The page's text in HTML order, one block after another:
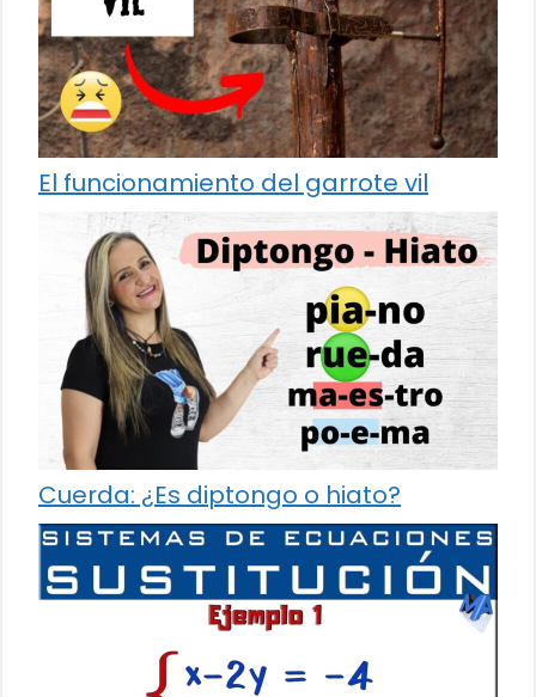
El funcionamiento del garrote vil
Cuerda: ¿Es diptongo o hiato?